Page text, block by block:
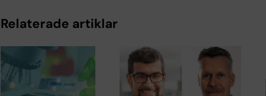
Relaterade artiklar